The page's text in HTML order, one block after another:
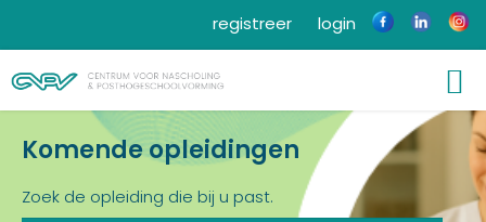
login
registreer
Komende opleidingen
Zoek de opleiding die bij u past.